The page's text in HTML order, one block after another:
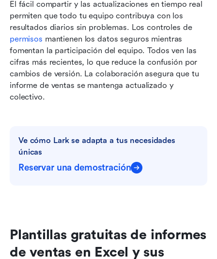
El fácil compartir y las actualizaciones en tiempo real
permiten que todo tu equipo contribuya con los
resultados diarios sin problemas. Los controles de
permisos mantienen los datos seguros mientras
fomentan la participación del equipo. Todos ven las
cifras más recientes, lo que reduce la confusión por
cambios de versión. La colaboración asegura que tu
informe de ventas se mantenga actualizado y
colectivo.
Ve cómo Lark se adapta a tus necesidades
únicas
Reservar una demostración
Plantillas gratuitas de informes
de ventas en Excel y sus